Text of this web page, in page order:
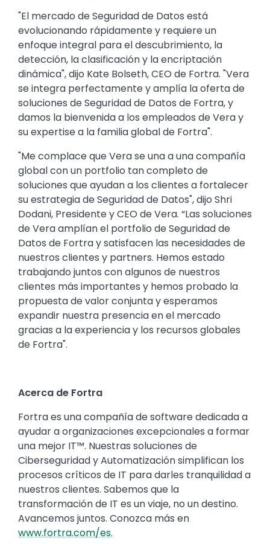
"El mercado de Seguridad de Datos está
evolucionando rápidamente y requiere un
enfoque integral para el descubrimiento, la
detección, la clasificación y la encriptación
dinámica", dijo Kate Bolseth, CEO de Fortra. "Vera
se integra perfectamente y amplía la oferta de
soluciones de Seguridad de Datos de Fortra, y
damos la bienvenida a los empleados de Vera y
su expertise a la familia global de Fortra".
"Me complace que Vera se una a una compañía
global con un portfolio tan completo de
soluciones que ayudan a los clientes a fortalecer
su estrategia de Seguridad de Datos", dijo Shri
Dodani, Presidente y CEO de Vera. “Las soluciones
de Vera amplían el portfolio de Seguridad de
Datos de Fortra y satisfacen las necesidades de
nuestros clientes y partners. Hemos estado
trabajando juntos con algunos de nuestros
clientes más importantes y hemos probado la
propuesta de valor conjunta y esperamos
expandir nuestra presencia en el mercado
gracias a la experiencia y los recursos globales
de Fortra".
Acerca de Fortra
Fortra es una compañía de software dedicada a
ayudar a organizaciones excepcionales a formar
una mejor IT™. Nuestras soluciones de
Ciberseguridad y Automatización simplifican los
procesos críticos de IT para darles tranquilidad a
nuestros clientes. Sabemos que la
transformación de IT es un viaje, no un destino.
Avancemos juntos. Conozca más en
www.fortra.com/es.